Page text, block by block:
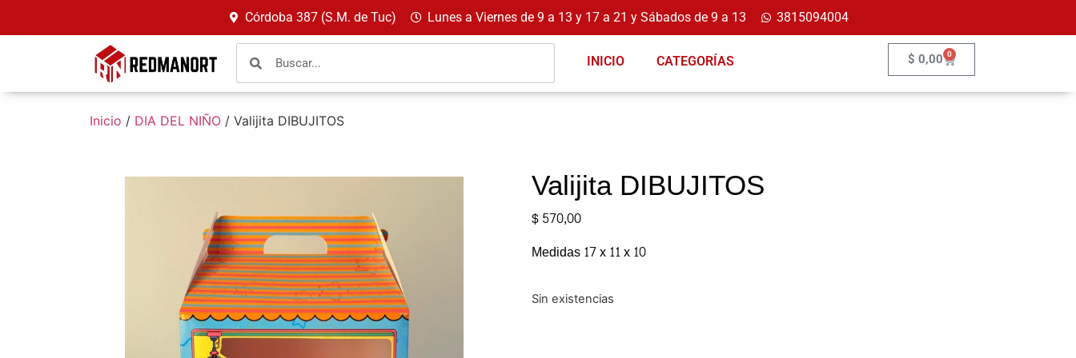
Córdoba 387 (S.M. de Tuc) Lunes a Viernes de 9 a 13 y 17 a 21 y Sábados de 9 a 13 3815094004
INICIO CATEGORÍAS $ 0,00 0
Inicio / DIA DEL NIÑO / Valijita DIBUJITOS
Valijita DIBUJITOS
$570,00
Medidas 17 x 11 x 10
Sin existencias